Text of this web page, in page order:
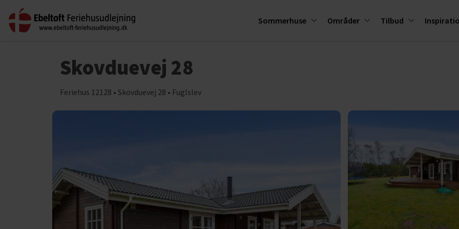
Sommerhuse Områder Tilbud
Skovduevej 28
Feriehus 12128 • Skovduevej 28 • Fuglslev